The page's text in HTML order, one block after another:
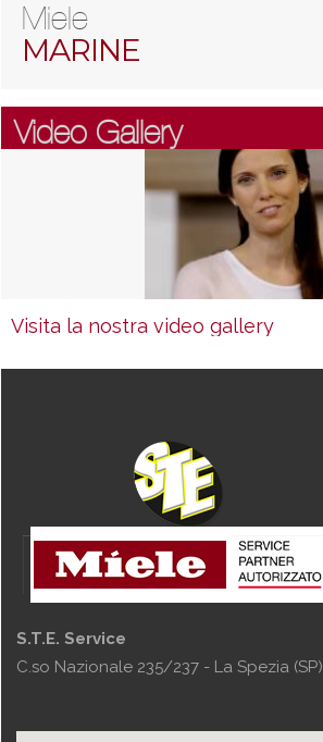
Miele
MARINE
Video Gallery
Visita la nostra video gallery
S.T.E. Service
C.so Nazionale 235/237 - La Spezia (SP)